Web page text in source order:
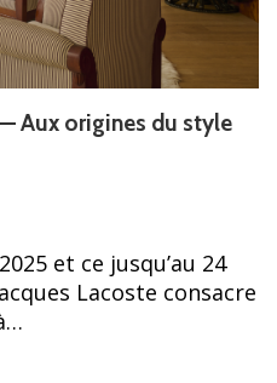
Aux origines du style
et ce jusqu’au 24
Lacoste consacre